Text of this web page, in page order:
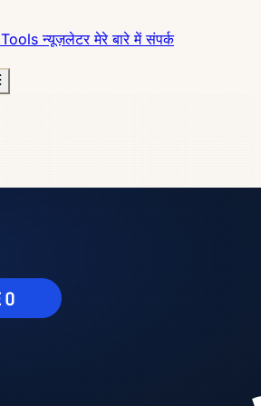
Toolsन्यूज़लेटरमेरे बारे मेंसंपर्क